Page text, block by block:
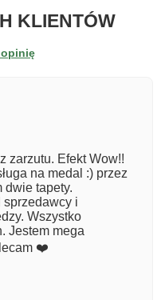
KLIENTÓWO
zarzutu. Efekt Wow!!
na medal :) przez
dwie tapety.
sprzedawcy i
Wszystko
Jestem mega
❤️